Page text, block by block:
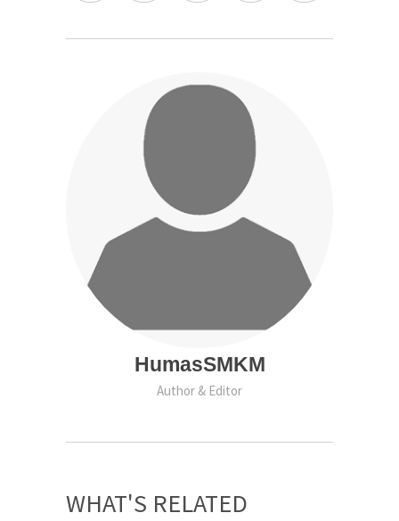
HumasSMKM
Author & Editor
WHAT'S RELATED